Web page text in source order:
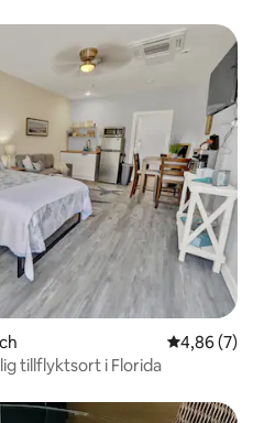
4,86 av 5 i
4,86 (7)
tillflyktsort i Florida